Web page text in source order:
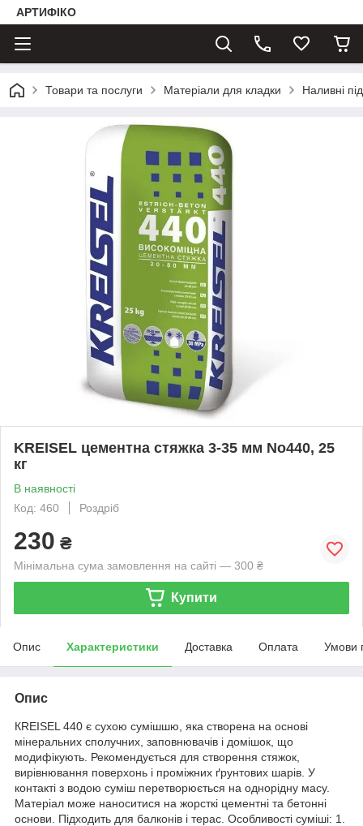
АРТИФІКО
Товари та послуги Матеріали для кладки Наливні
KREISEL цементна стяжка 3-35 мм No440, 25
кг
В наявності
Код: 460
Роздріб
230 ₴
Мінімальна сума замовлення на сайті — 300 ₴
Купити
Опис Характеристики Доставка Оплата Умови
Опис
КREISEL 440 є сухою сумішшю, яка створена на основі
мінеральних сполучних, заповнювачів і домішок, що
модифікують. Рекомендується для створення стяжок,
вирівнювання поверхонь і проміжних ґрунтових шарів. У
контакті з водою суміш перетворюється на однорідну масу.
Матеріал може наноситися на жорсткі цементні та бетонні
основи. Підходить для балконів і терас. Особливості суміші: 1.